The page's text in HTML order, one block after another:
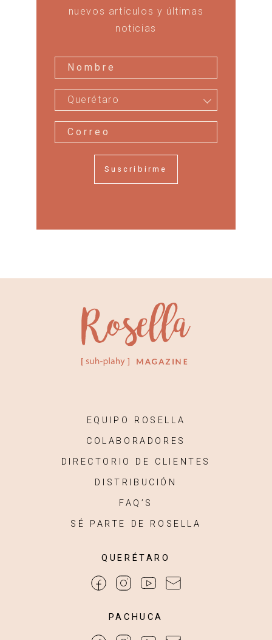
nuevos artículos y últimas
noticias
Querétaro
Suscribirme
EQUIPO ROSELLA
COLABORADORES
DIRECTORIO DE CLIENTES
DISTRIBUCIÓN
FAQ’S
SÉ PARTE DE ROSELLA
QUERÉTARO
PACHUCA